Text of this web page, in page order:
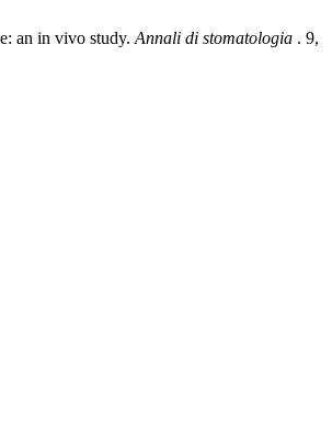
an in vivo study. Annali di stomatologia . 9,